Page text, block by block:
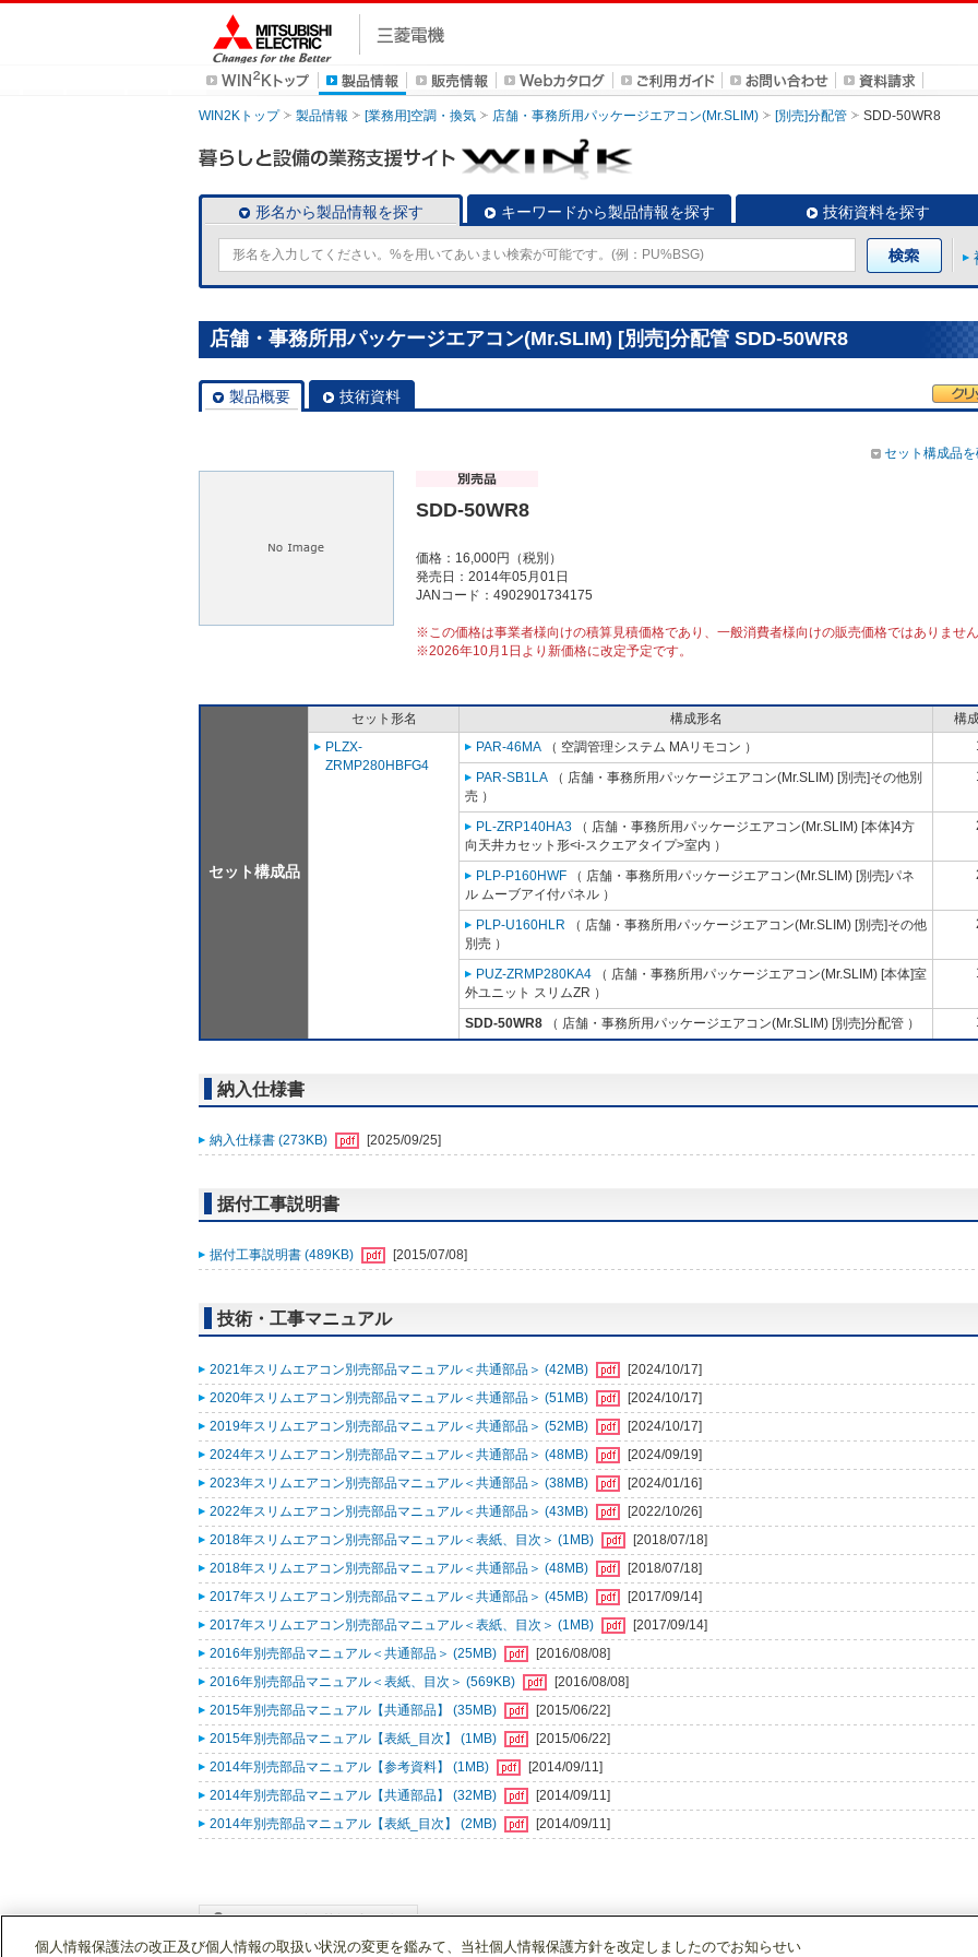
WIN2Kトップ 製品情報 [業務用]空調・換気 店舗・事務所用パッケージエアコン(Mr.SLIM) [別売]分配管 SDD-50WR8
形名から製品情報を探す キーワードから製品情報を探す 技術資料を探す
店舗・事務所用パッケージエアコン(Mr.SLIM) [別売]分配管 SDD-50WR8
製品概要 技術資料
セット構成品
SDD-50WR8
価格：16,000円（税別）
発売日：2014年05月01日
JANコード：4902901734175
※この価格は事業者様向けの積算見積価格であり、一般消費者様向けの販売価格ではありませ
※2026年10月1日より新価格に改定予定です。
セット構成品
セット形名 構成形名
構
PLZX-
ZRMP280HBFG4
PAR-46MA （ 空調管理システム MAリモコン ）
PAR-SB1LA （ 店舗・事務所用パッケージエアコン(Mr.SLIM) [別売]その他別
売 ）
PL-ZRP140HA3 （ 店舗・事務所用パッケージエアコン(Mr.SLIM) [本体]4方
向天井カセット形<i-スクエアタイプ>室内 ）
PLP-P160HWF （ 店舗・事務所用パッケージエアコン(Mr.SLIM) [別売]パネ
ル ムーブアイ付パネル ）
PLP-U160HLR （ 店舗・事務所用パッケージエアコン(Mr.SLIM) [別売]その他
別売 ）
PUZ-ZRMP280KA4 （ 店舗・事務所用パッケージエアコン(Mr.SLIM) [本体]室
外ユニット スリムZR ）
SDD-50WR8 （ 店舗・事務所用パッケージエアコン(Mr.SLIM) [別売]分配管 ）
納入仕様書
納入仕様書 (273KB) [2025/09/25]
据付工事説明書
据付工事説明書 (489KB) [2015/07/08]
技術・工事マニュアル
2021年スリムエアコン別売部品マニュアル＜共通部品＞ (42MB)
[2024/10/17]
2020年スリムエアコン別売部品マニュアル＜共通部品＞ (51MB)
[2024/10/17]
2019年スリムエアコン別売部品マニュアル＜共通部品＞ (52MB)
[2024/10/17]
2024年スリムエアコン別売部品マニュアル＜共通部品＞ (48MB)
[2024/09/19]
2023年スリムエアコン別売部品マニュアル＜共通部品＞ (38MB)
[2024/01/16]
2022年スリムエアコン別売部品マニュアル＜共通部品＞ (43MB)
[2022/10/26]
2018年スリムエアコン別売部品マニュアル＜表紙、目次＞ (1MB)
[2018/07/18]
2018年スリムエアコン別売部品マニュアル＜共通部品＞ (48MB)
[2018/07/18]
2017年スリムエアコン別売部品マニュアル＜共通部品＞ (45MB)
[2017/09/14]
2017年スリムエアコン別売部品マニュアル＜表紙、目次＞ (1MB)
[2017/09/14]
2016年別売部品マニュアル＜共通部品＞ (25MB)
[2016/08/08]
2016年別売部品マニュアル＜表紙、目次＞ (569KB)
[2016/08/08]
2015年別売部品マニュアル【共通部品】 (35MB)
[2015/06/22]
2015年別売部品マニュアル【表紙_目次】 (1MB)
[2015/06/22]
2014年別売部品マニュアル【参考資料】 (1MB)
[2014/09/11]
2014年別売部品マニュアル【共通部品】 (32MB)
[2014/09/11]
2014年別売部品マニュアル【表紙_目次】 (2MB)
[2014/09/11]
個人情報保護法の改正及び個人情報の取扱い状況の変更を鑑みて、当社個人情報保護方針を改定しましたのでお知らせい